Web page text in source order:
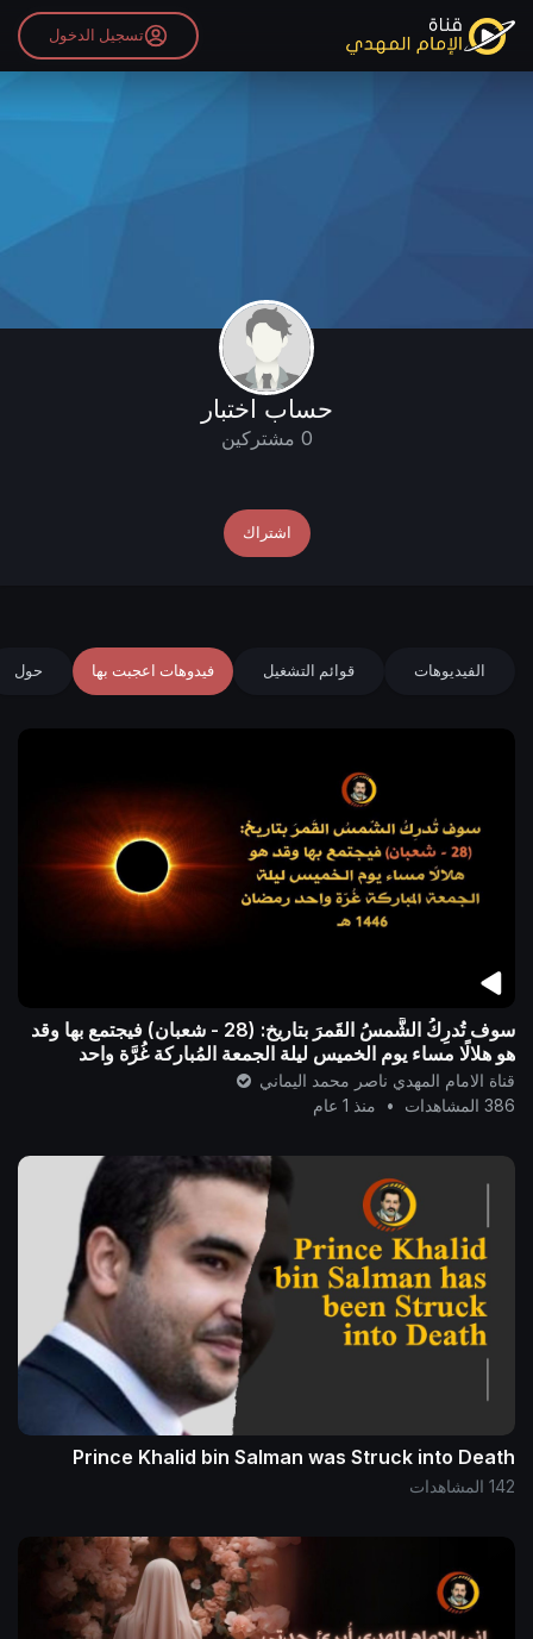
تسجيل الدخول
حساب اختبار
0 مشتركين
اشتراك
الفيديوهات قوائم التشغيل فيدوهات اعجبت بها حول
سوف تُدرِكُ الشَّمسُ القَمرَ بتاريخ: (28 - شعبان) فيجتمع بها وقد
هو هلالًا مساء يوم الخميس ليلة الجمعة المُباركة غُرَّة واحد
رمضان 1446 هـ .
قناة الامام المهدي ناصر محمد اليماني
386 المشاهدات
• منذ 1 عام
Prince Khalid bin Salman was Struck into Death
142 المشاهدات